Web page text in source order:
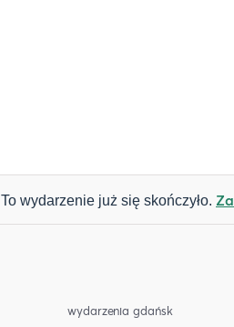
To wydarzenie już się skończyło.
wydarzenia gdańsk